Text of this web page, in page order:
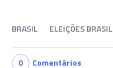
BRASIL ELEIÇÕES BRASIL
0 Comentários